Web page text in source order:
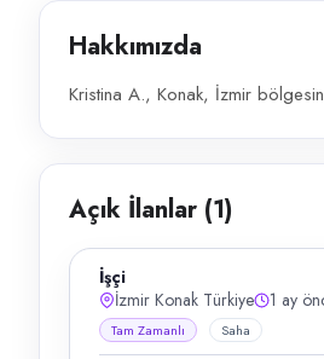
Hakkımızda
Kristina A., Konak, İzmir
Açık İlanlar (1)
İşçi
İzmir Konak Türkiye
1 ay
Tam Zamanlı Saha